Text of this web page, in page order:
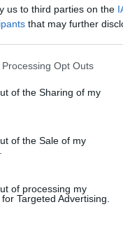
us to third parties on the
that may further
website/app uses one or
or usage behaviour.
to Google and its third-
specified purposes in
Opt Outs
of the Sharing of my
of the Sale of my
of processing my
Targeted Advertising.